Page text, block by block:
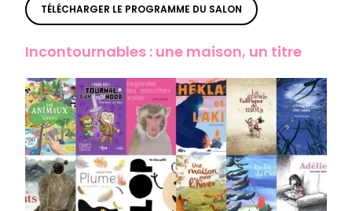
TÉLÉCHARGER LE PROGRAMME DU SALON
Incontournables : une maison, un titre